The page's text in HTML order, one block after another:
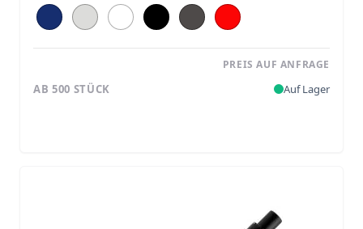
PREIS AUF ANFRAGE
AB 500 STÜCK Auf Lager